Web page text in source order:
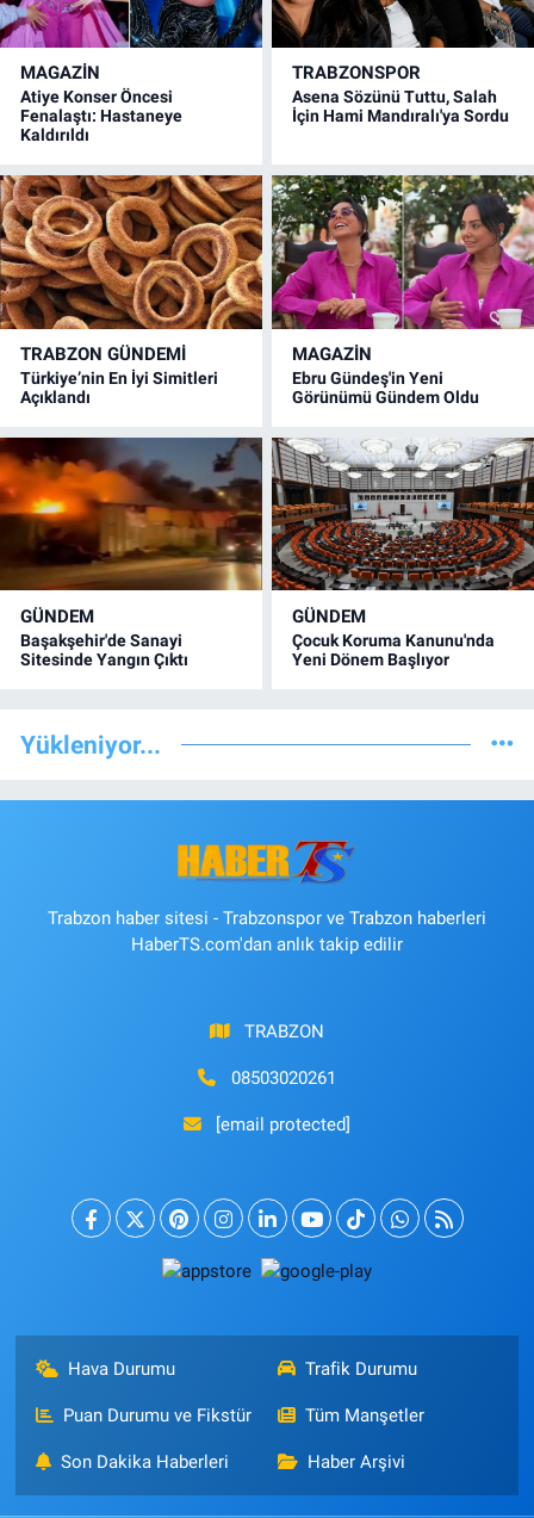
MAGAZİN
Atiye Konser Öncesi
Fenalaştı: Hastaneye
Kaldırıldı
TRABZONSPOR
Asena Sözünü Tuttu, Salah
İçin Hami Mandıralı'ya Sordu
TRABZON GÜNDEMİ
Türkiye’nin En İyi Simitleri
Açıklandı
MAGAZİN
Ebru Gündeş'in Yeni
Görünümü Gündem Oldu
GÜNDEM
Başakşehir'de Sanayi
Sitesinde Yangın Çıktı
GÜNDEM
Çocuk Koruma Kanunu'nda
Yeni Dönem Başlıyor
Yükleniyor...
Trabzon haber sitesi - Trabzonspor ve Trabzon haberleri
HaberTS.com'dan anlık takip edilir
TRABZON
08503020261
[email protected]
Hava Durumu Trafik Durumu
Puan Durumu ve Fikstür Tüm Manşetler
Son Dakika Haberleri Haber Arşivi